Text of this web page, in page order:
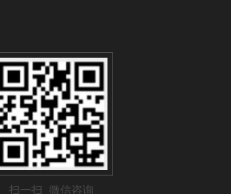
扫一扫 微信咨询